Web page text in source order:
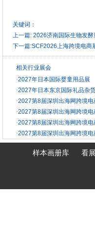
关键词：
上一篇: 2026济南国际生物发
下一篇:SCF2026上海跨境电商
相关行业展会
·2027年日本国际婴童用品展
·2027年日本东京国际礼品杂
·2027第8届深圳出海网跨境电
·2027第8届深圳出海网跨境
·2027第8届深圳出海网跨境
·2027第8届深圳出海网跨境
样本画册库 看